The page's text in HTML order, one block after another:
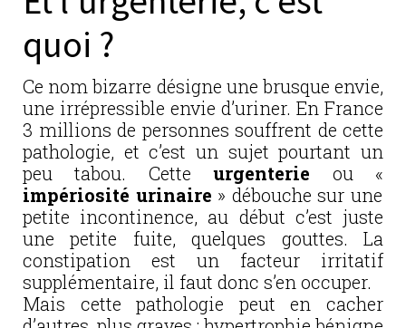
quoi ?
Ce nom bizarre désigne une brusque envie,
une irrépressible envie d’uriner. En France
3 millions de personnes souffrent de cette
pathologie, et c’est un sujet pourtant un
peu tabou. Cetteurgenterie ou «
impériosité urinaire » débouche sur une
petite incontinence, au début c’est juste
une petite fuite, quelques gouttes. La
constipation est un facteur irritatif
supplémentaire, il faut donc s’en occuper.
Mais cette pathologie peut en cacher